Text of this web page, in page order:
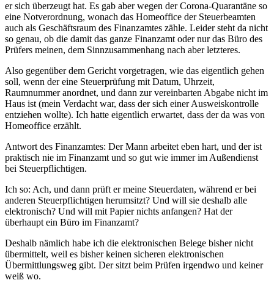
er sich überzeugt hat. Es gab aber wegen der Corona-Quarantäne so
eine Notverordnung, wonach das Homeoffice der Steuerbeamten
auch als Geschäftsraum des Finanzamtes zähle. Leider steht da nicht
so genau, ob die damit das ganze Finanzamt oder nur das Büro des
Prüfers meinen, dem Sinnzusammenhang nach aber letzteres.
Also gegenüber dem Gericht vorgetragen, wie das eigentlich gehen
soll, wenn der eine Steuerprüfung mit Datum, Uhrzeit,
Raumnummer anordnet, und dann zur vereinbarten Abgabe nicht im
Haus ist (mein Verdacht war, dass der sich einer Ausweiskontrolle
entziehen wollte). Ich hatte eigentlich erwartet, dass der da was von
Homeoffice erzählt.
Antwort des Finanzamtes: Der Mann arbeitet eben hart, und der ist
praktisch nie im Finanzamt und so gut wie immer im Außendienst
bei Steuerpflichtigen.
Ich so: Ach, und dann prüft er meine Steuerdaten, während er bei
anderen Steuerpflichtigen herumsitzt? Und will sie deshalb alle
elektronisch? Und will mit Papier nichts anfangen? Hat der
überhaupt ein Büro im Finanzamt?
Deshalb nämlich habe ich die elektronischen Belege bisher nicht
übermittelt, weil es bisher keinen sicheren elektronischen
Übermittlungsweg gibt. Der sitzt beim Prüfen irgendwo und keiner
weiß wo.